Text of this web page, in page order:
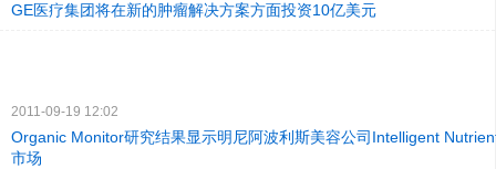
GE医疗集团将在新的肿瘤解决方案方面投资10亿美元
2011-09-19 12:02
Organic Monitor研究结果显示明尼阿波利斯美容公司Intelligent
市场